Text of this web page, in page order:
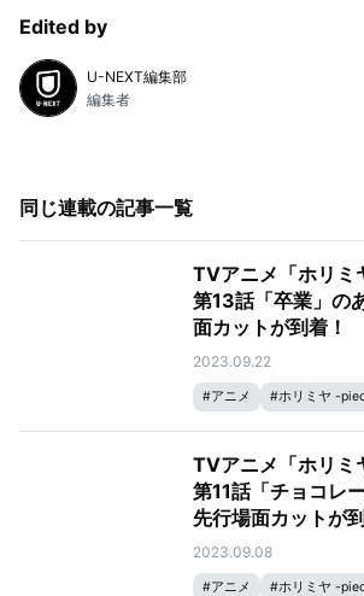
Edited by
U-NEXT編集部
編集者
同じ連載の記事一覧
TVアニメ「ホリ
第13話「卒業」の
面カットが到着！
2023.09.22
#アニメ #ホリミヤ -
TVアニメ「ホリ
第11話「チョコレ
先行場面カットが
2023.09.08
#アニメ #ホリミヤ -